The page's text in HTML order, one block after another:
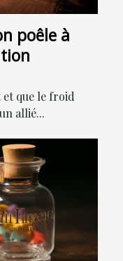
poêle à
que le froid
allié...